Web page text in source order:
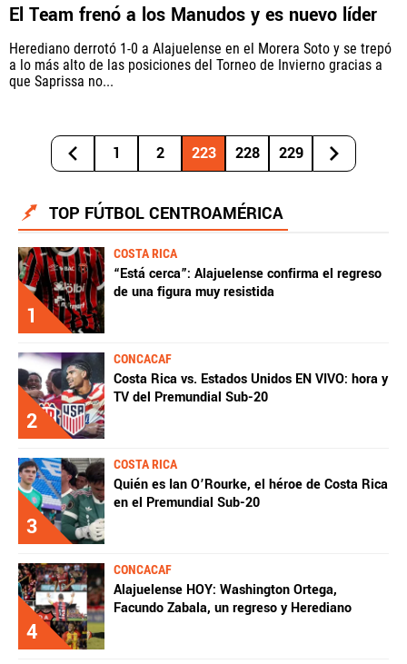
El Team frenó a los Manudos y es nuevo líder
Herediano derrotó 1-0 a Alajuelense en el Morera Soto y se trepó
a lo más alto de las posiciones del Torneo de Invierno gracias a
que Saprissa no...
1 2 223 228 229
TOP FÚTBOL CENTROAMÉRICA
1
COSTA RICA
“Está cerca”: Alajuelense confirma el regreso
de una figura muy resistida
2
CONCACAF
Costa Rica vs. Estados Unidos EN VIVO: hora y
TV del Premundial Sub-20
3
COSTA RICA
Quién es Ian O’Rourke, el héroe de Costa Rica
en el Premundial Sub-20
4
CONCACAF
Alajuelense HOY: Washington Ortega,
Facundo Zabala, un regreso y Herediano